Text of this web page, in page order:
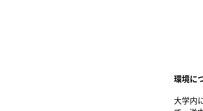
環境に
大学内